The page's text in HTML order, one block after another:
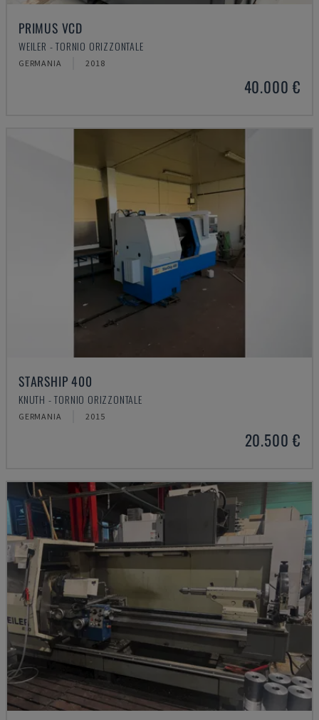
PRIMUS VCD
WEILER - TORNIO ORIZZONTALE
GERMANIA 2018
40.000 €
STARSHIP 400
KNUTH - TORNIO ORIZZONTALE
GERMANIA 2015
20.500 €